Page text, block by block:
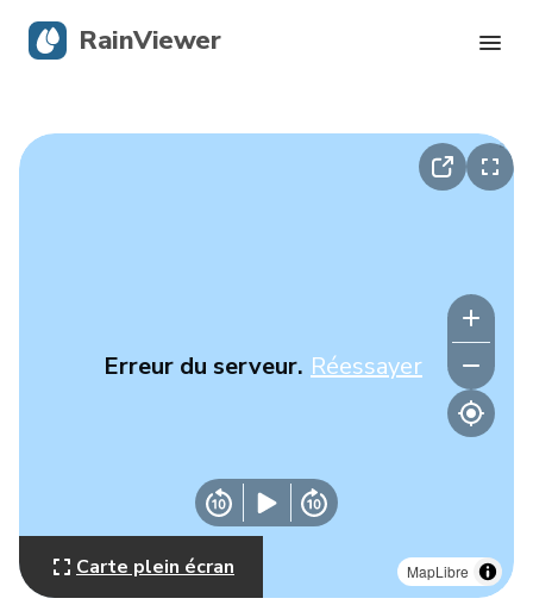
MapLibre
Erreur du serveur. Réessayer
Carte plein écran
RainViewer